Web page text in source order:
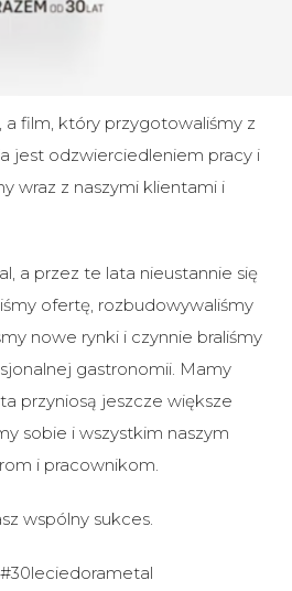
a film, który przygotowaliśmy z
jest odzwierciedleniem pracy i
wraz z naszymi klientami i
a przez te lata nieustannie się
ofertę, rozbudowywaliśmy
nowe rynki i czynnie braliśmy
gastronomii. Mamy
przyniosą jeszcze większe
sobie i wszystkim naszym
i pracownikom.
wspólny sukces.